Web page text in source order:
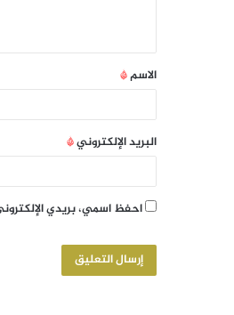
الاسم*
البريد الإلكتروني*
احفظ اسمي، بريدي